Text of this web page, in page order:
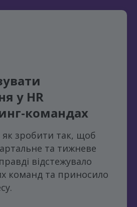
у HR
командах
як зробити так, щоб
та тижневе
відстежувало
команд та приносило